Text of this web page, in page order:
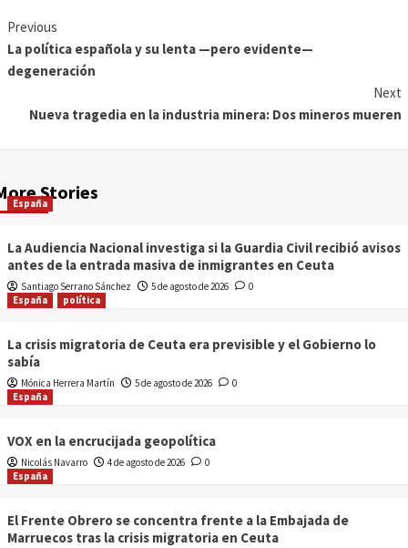
Previous
La política española y su lenta —pero evidente—
degeneración
Next
Nueva tragedia en la industria minera: Dos mineros mueren
Stories
España
La Audiencia Nacional investiga si la Guardia Civil recibió avisos
antes de la entrada masiva de inmigrantes en Ceuta
Santiago Serrano Sánchez 5 de agosto de 2026
0
España
política
La crisis migratoria de Ceuta era previsible y el Gobierno lo
sabía
Mónica Herrera Martín 5 de agosto de 2026
0
España
VOX en la encrucijada geopolítica
Nicolás Navarro 4 de agosto de 2026
0
España
El Frente Obrero se concentra frente a la Embajada de
Marruecos tras la crisis migratoria en Ceuta